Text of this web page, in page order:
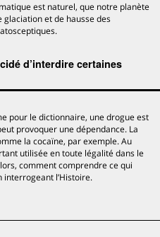
est naturel, que notre planète
et de hausse des
d’interdire certaines
pour le dictionnaire, une drogue est
provoquer une dépendance. La
la cocaïne, par exemple. Au
utilisée en toute légalité dans le
comment comprendre ce qui
interrogeant l’Histoire.